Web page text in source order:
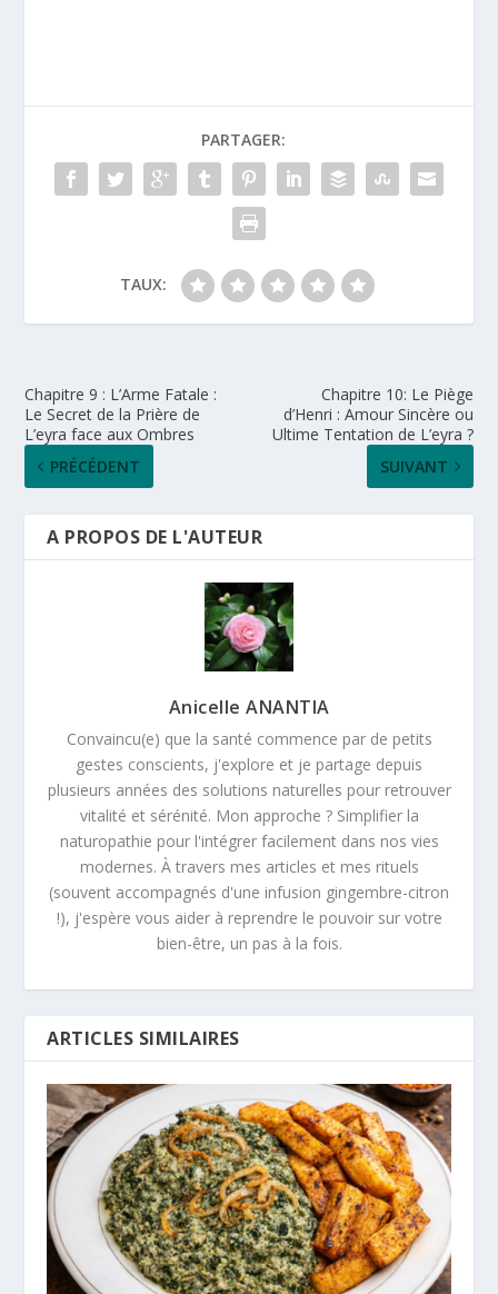
PARTAGER:
TAUX:
Chapitre 9 : L’Arme Fatale :
Le Secret de la Prière de
L’eyra face aux Ombres
PRÉCÉDENT
Chapitre 10: Le Piège
d’Henri : Amour Sincère ou
Ultime Tentation de L’eyra ?
SUIVANT
A PROPOS DE L'AUTEUR
Anicelle ANANTIA
Convaincu(e) que la santé commence par de petits
gestes conscients, j'explore et je partage depuis
plusieurs années des solutions naturelles pour retrouver
vitalité et sérénité. Mon approche ? Simplifier la
naturopathie pour l'intégrer facilement dans nos vies
modernes. À travers mes articles et mes rituels
(souvent accompagnés d'une infusion gingembre-citron
!), j'espère vous aider à reprendre le pouvoir sur votre
bien-être, un pas à la fois.
ARTICLES SIMILAIRES